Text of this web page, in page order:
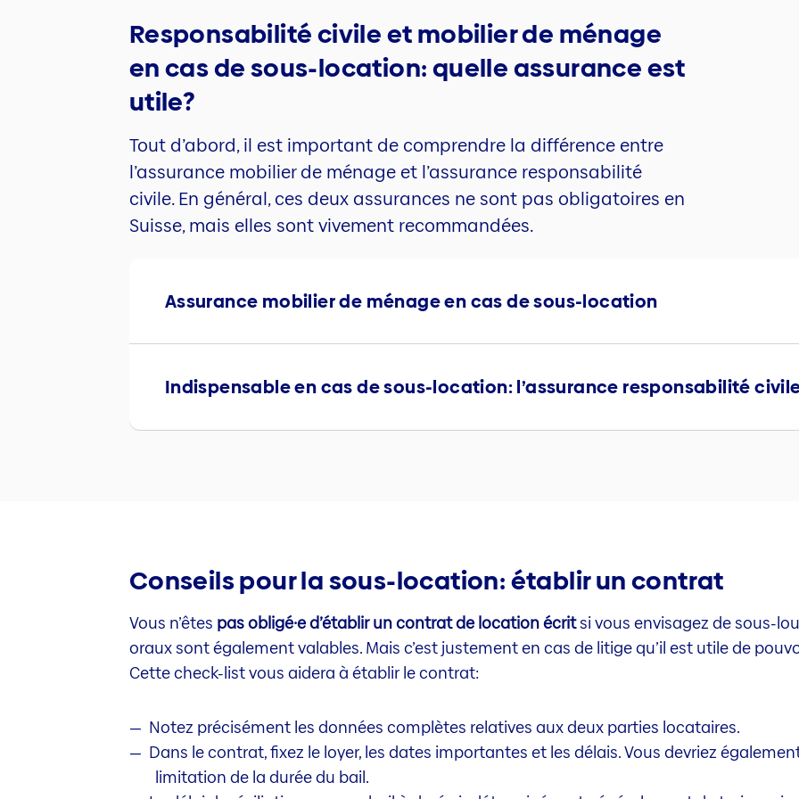
Responsabilité civile et mobilier de ménage
en cas de sous-location: quelle assurance est
utile?
Tout d’abord, il est important de comprendre la différence entre
l’assurance mobilier de ménage et l’assurance responsabilité
civile. En général, ces deux assurances ne sont pas obligatoires en
Suisse, mais elles sont vivement recommandées.
Assurance mobilier de ménage en cas de sous-location
Indispensable en cas de sous-location: l’assurance responsabilité
Conseils pour la sous-location: établir un contrat
Vous n’êtes pas obligé·e d’établir un contrat de location écritsi vous envisagez de sous-
oraux sont également valables. Mais c’est justement en cas de litige qu’il est utile de
Cette check-list vous aidera à établir le contrat:
Notez précisément les données complètes relatives aux deux parties locataires.
Dans le contrat, fixez le loyer, les dates importantes et les délais. Vous devriez
limitation de la durée du bail.